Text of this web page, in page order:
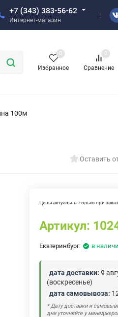
+7 (343) 383-56-62
Интернет-магазин
Избранное
0
Сравнение
0
100м
Оставить
Цены актуальны только при
Артикул:
Екатеринбург: в
дата доставки: 9
(воскресенье)
дата самовывоза:
* Дату доставки и
дни уточняйте у